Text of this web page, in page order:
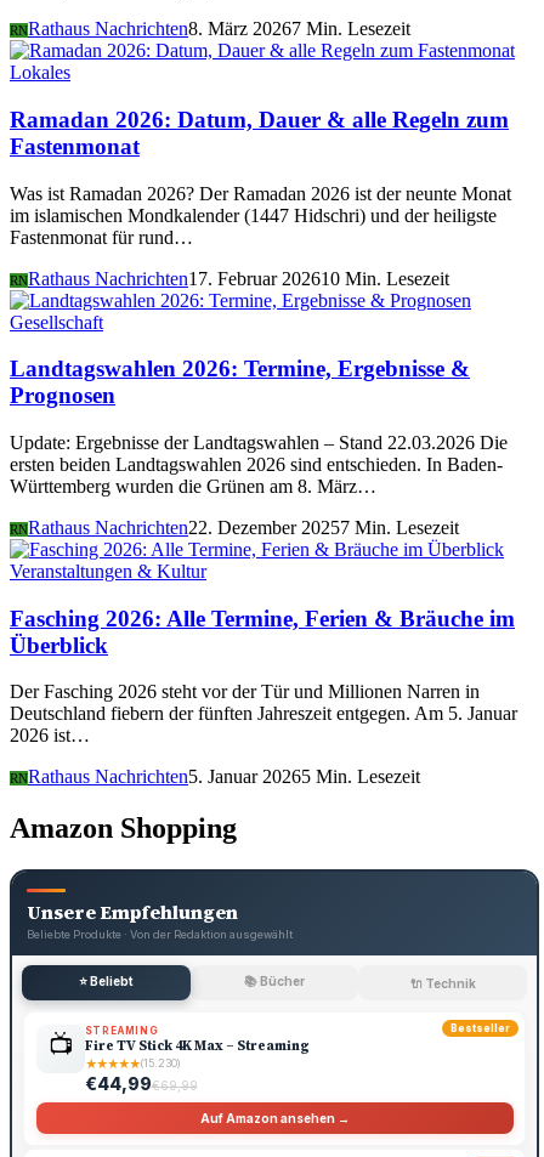
RNRathaus Nachrichten8. März 20267 Min. Lesezeit
Lokales
Ramadan 2026: Datum, Dauer & alle Regeln zum
Fastenmonat
Was ist Ramadan 2026? Der Ramadan 2026 ist der neunte Monat
im islamischen Mondkalender (1447 Hidschri) und der heiligste
Fastenmonat für rund…
RNRathaus Nachrichten17. Februar 202610 Min. Lesezeit
Gesellschaft
Landtagswahlen 2026: Termine, Ergebnisse &
Prognosen
Update: Ergebnisse der Landtagswahlen – Stand 22.03.2026 Die
ersten beiden Landtagswahlen 2026 sind entschieden. In Baden-
Württemberg wurden die Grünen am 8. März…
RNRathaus Nachrichten22. Dezember 20257 Min. Lesezeit
Veranstaltungen & Kultur
Fasching 2026: Alle Termine, Ferien & Bräuche im
Überblick
Der Fasching 2026 steht vor der Tür und Millionen Narren in
Deutschland fiebern der fünften Jahreszeit entgegen. Am 5. Januar
2026 ist…
RNRathaus Nachrichten5. Januar 20265 Min. Lesezeit
Amazon Shopping
Unsere Empfehlungen
Beliebte Produkte · Von der Redaktion ausgewählt
⭐ Beliebt 📚 Bücher 🔌 Technik
Bestseller
📺 STREAMING
Fire TV Stick 4K Max – Streaming
★★★★★(15.230)
€44,99€69,99
Auf Amazon ansehen →